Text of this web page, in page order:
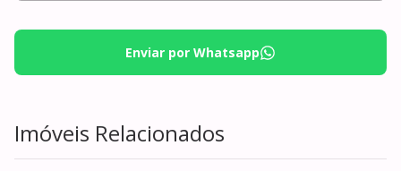
Enviar por Whatsapp
Imóveis Relacionados